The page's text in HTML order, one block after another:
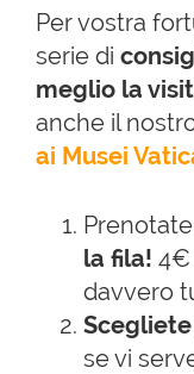
Per vostra
serie di
meglio la
anche il
ai Musei
Prenotate
la fila! 4€
davvero
Scegliete
se vi